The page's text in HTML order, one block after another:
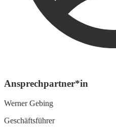
Ansprechpartner*in
Werner Gebing
Geschäftsführer